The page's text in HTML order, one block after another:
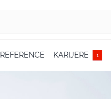
REFERENCE KARIJERE 1